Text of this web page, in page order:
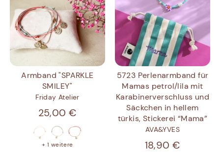
Armband "SPARKLE
SMILEY"
Friday Atelier
25,00 €
+ 1 weitere
5723 Perlenarmband für
Mamas petrol/lila mit
Karabinerverschluss und
Säckchen in hellem
türkis, Stickerei “Mama”
AVA&YVES
18,90 €